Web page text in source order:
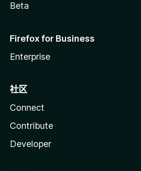
Beta
Firefox for Business
Enterprise
社区
Connect
Contribute
Developer